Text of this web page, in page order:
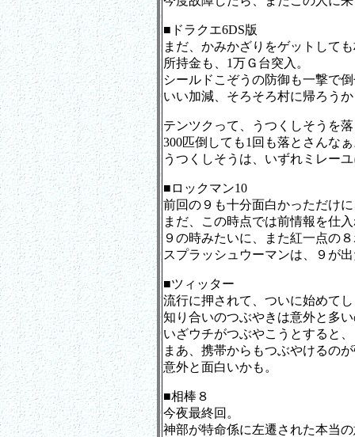
■ドラクエ6DS版
まだ、かみかざりをゲットして
所持金も、1万Ｇ台突入。
シールドこぞうの防御も一撃で
いい加減、そろそろ村に帰ろう
テンツクって、うつくしそうを
300匹倒しても1回も落とさんな
うつくしそうは、いずれミレー
■ロックマン10
前回の９も十分面白かっただけ
まだ、この時点では前情報を仕
９の時みたいに、また紅一点の
スプラッシュウーマンは、９が
■ツィッター
流行に押されて、ついに始めて
知り合いのつぶやきは意外と多
いざウチがつぶやこうとすると
まあ、携帯からもつぶやけるの
意外と面白いかも。
■相棒８
今夜最終回。
神部が特命係に左遷された本当